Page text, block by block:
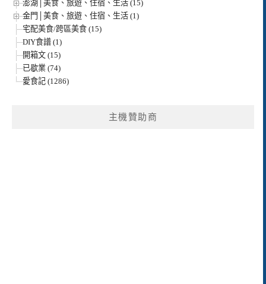
澎湖│美食、旅遊、住宿、生活 (15)
金門│美食、旅遊、住宿、生活 (1)
宅配美食/跨區美食 (15)
DIY食譜 (1)
開箱文 (15)
已歇業 (74)
愛食記 (1286)
主機贊助商